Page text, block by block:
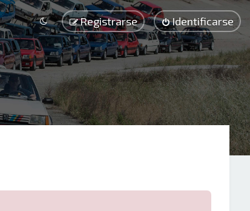
Identificarse
Registrarse